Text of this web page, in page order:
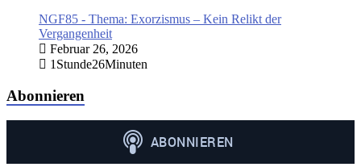
NGF85 - Thema: Exorzismus – Kein Relikt der
Vergangenheit
Februar 26, 2026
1Stunde26Minuten
Abonnieren